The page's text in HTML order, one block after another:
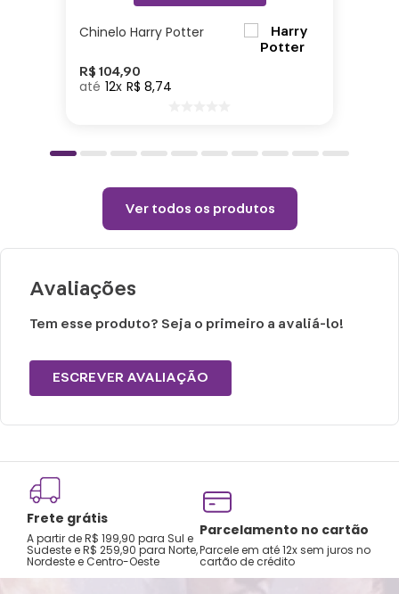
6cm| Tecido: 100% Poliéster
Cuidados e recomendações de uso:
Passar com temperatura máxima de 110°
Não alvejar.
Temperatura máxima de lavagem 40°.
Não limpar a seco.
Chinelo Harry Potter
R$ 104,90
12 R$ 8,74
Ver todos os produtos
Avaliações
Tem esse produto? Seja o primeiro a avaliá-lo!
ESCREVER AVALIAÇÃO
Frete grátis
A partir de R$ 199,90 para Sul e
Sudeste e R$ 259,90 para Norte,
Nordeste e Centro-Oeste
Parcelamento no cartão
Parcele em até 12x sem juros no
cartão de crédito